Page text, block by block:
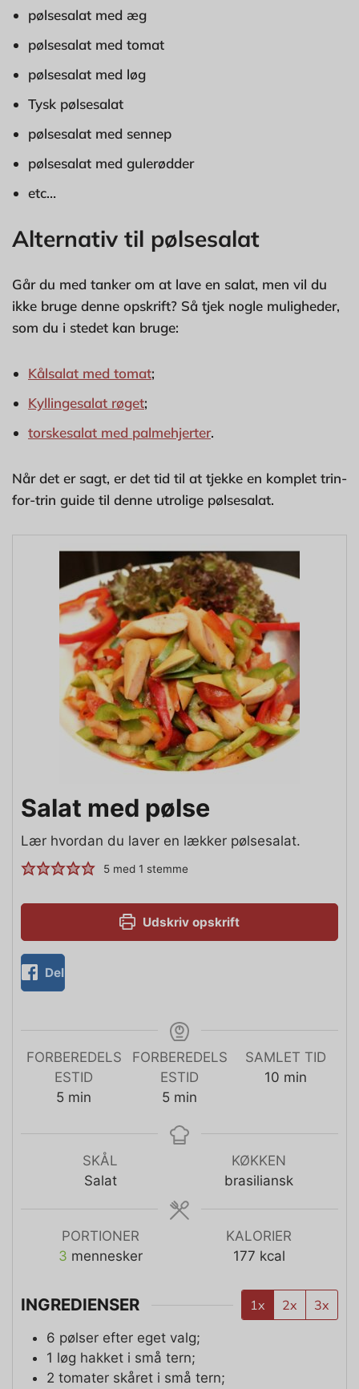
pølsesalat med æg
pølsesalat med tomat
pølsesalat med løg
Tysk pølsesalat
pølsesalat med sennep
pølsesalat med gulerødder
etc…
Alternativ til pølsesalat
Går du med tanker om at lave en salat, men vil du
ikke bruge denne opskrift? Så tjek nogle muligheder,
som du i stedet kan bruge:
Kålsalat med tomat;
Kyllingesalat røget;
torskesalat med palmehjerter.
Når det er sagt, er det tid til at tjekke en komplet trin-
for-trin guide til denne utrolige pølsesalat.
Salat med pølse
Lær hvordan du laver en lækker pølsesalat.
5 med 1 stemme
Udskriv opskrift
Del
FORBEREDELS
ESTID
5 min
FORBEREDELS
ESTID
5 min
SAMLET TID
10 min
SKÅL
Salat
KØKKEN
brasiliansk
PORTIONER
3 mennesker
KALORIER
177 kcal
INGREDIENSER 1x 2x 3x
6 pølser efter eget valg;
1 løg hakket i små tern;
2 tomater skåret i små tern;